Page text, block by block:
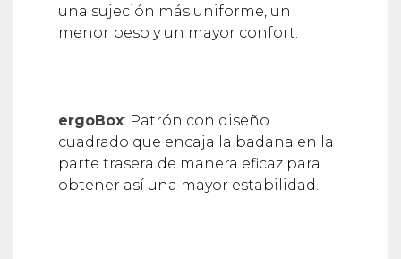
una sujeción más uniforme, un
menor peso y un mayor confort.
ergoBox: Patrón con diseño
cuadrado que encaja la badana en la
parte trasera de manera eficaz para
obtener así una mayor estabilidad.